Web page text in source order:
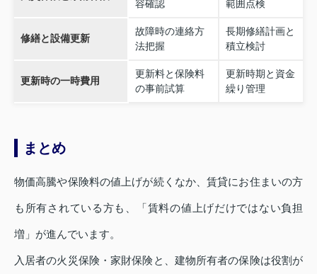
容確認
範囲点検
修繕と設備更新
故障時の連絡方
法把握
長期修繕計画と
積立検討
更新時の一時費用
更新料と保険料
の事前試算
更新時期と資金
繰り管理
まとめ
物価高騰や保険料の値上げが続くなか、賃貸にお住まいの方
も所有されている方も、「賃料の値上げだけではない負担
増」が進んでいます。
入居者の火災保険・家財保険と、建物所有者の保険は役割が